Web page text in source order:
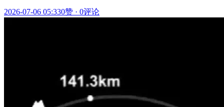
2026-07-06 05:330赞 · 0评论